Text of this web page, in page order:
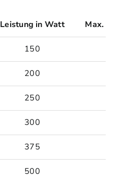
Leistung in Watt Max.
150
200
250
300
375
500